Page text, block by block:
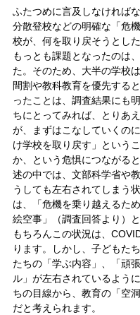
ふたつめに言及しなければ
分散登校などの明確な「危
校が、何を取り戻そうとし
もっとも課題となったのは
た。そのため、大半の学校
間割や教科教育を優先する
ったことは、調査結果にも
ちにとってみれば、とりあ
が、まずはこなしていくの
け学校を取り戻す」という
か、という危惧につながる
述の中では、文部科学省や
うしても左右されてしまう
は、「危機を乗り越えるた
絵空事」（調査回答より）
もちろんこの状況は、
ります。しかし、子どもた
たちの「学ぶ内容」、「頑
ル」が左右されているよう
ちの目線から、教育の「空
だと考えられます。